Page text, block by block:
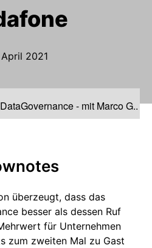
2021
- mit Marco G.,
überzeugt, dass das
besser als dessen Ruf
für Unternehmen
zum zweiten Mal zu Gast